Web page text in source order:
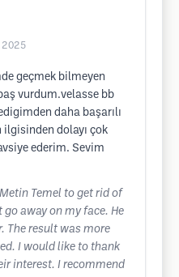
2025
geçmek bilmeyen
vurdum.velasse bb
daha başarılı
dolayı çok
ederim. Sevim
Temel to get rid of
away on my face. He
The result was more
I would like to thank
interest. I recommend